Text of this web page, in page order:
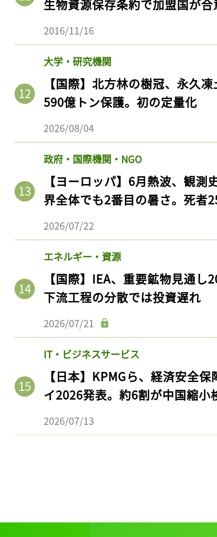
生物資源保存条約で加盟国が合
2016/11/16
大学・研究機関
【国際】北方林の樹冠、永久
590億トン保護。初の定量化
2026/08/04
政府・国際機関・NGO
【ヨーロッパ】6月熱波、観
界全体でも2番目の暑さ。死者
2026/07/22
エネルギー・資源
【国際】IEA、重要鉱物見通
下流工程の分散では投資遅れ
2026/07/21
IT・ビジネスサービス
【日本】KPMGら、経済安全
イ2026発表。約6割が中国縮小
2026/07/13